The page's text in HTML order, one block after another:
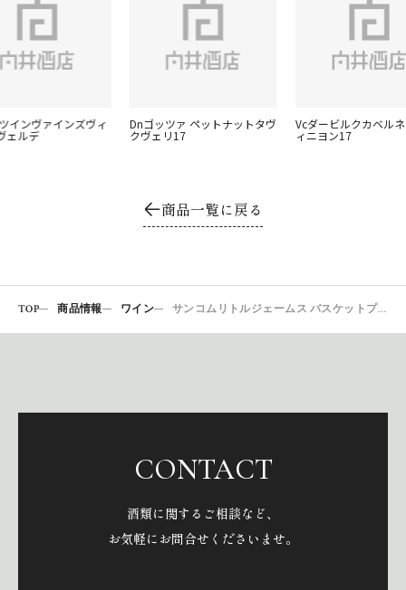
インヴァインズヴィ
ェルデ
Dnゴッツァ ペットナットタヴ
クヴェリ17
Vcダービルクカベル
ィニヨン17
商品一覧に戻る
TOP 商品情報 ワイン サンコムリトルジェームス バスケットプレスホワイト750
CONTACT
酒類に関するご相談など、
お気軽にお問合せくださいませ。